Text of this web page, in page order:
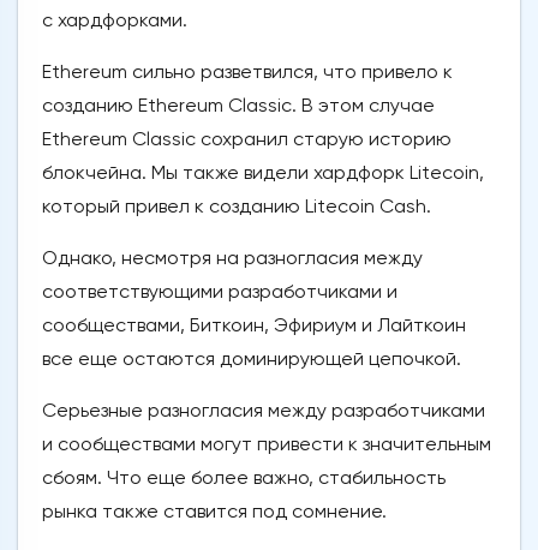
с хардфорками.
Ethereum сильно разветвился, что привело к
созданию Ethereum Classic. В этом случае
Ethereum Classic сохранил старую историю
блокчейна. Мы также видели хардфорк Litecoin,
который привел к созданию Litecoin Cash.
Однако, несмотря на разногласия между
соответствующими разработчиками и
сообществами, Биткоин, Эфириум и Лайткоин
все еще остаются доминирующей цепочкой.
Серьезные разногласия между разработчиками
и сообществами могут привести к значительным
сбоям. Что еще более важно, стабильность
рынка также ставится под сомнение.